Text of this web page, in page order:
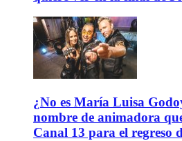
¿No es María Luisa
nombre de animadora
Canal 13 para el regreso